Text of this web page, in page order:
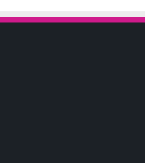
Blood Scar Gel ช่วย
ฉพาะรอยใหม่ รอยแดง
จลบางเบา ซึมซาบง่าย